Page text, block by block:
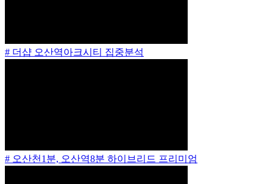
# 더샵 오산역아크시티 집중분석
# 오산천1분, 오산역8분 하이브리드 프리미엄